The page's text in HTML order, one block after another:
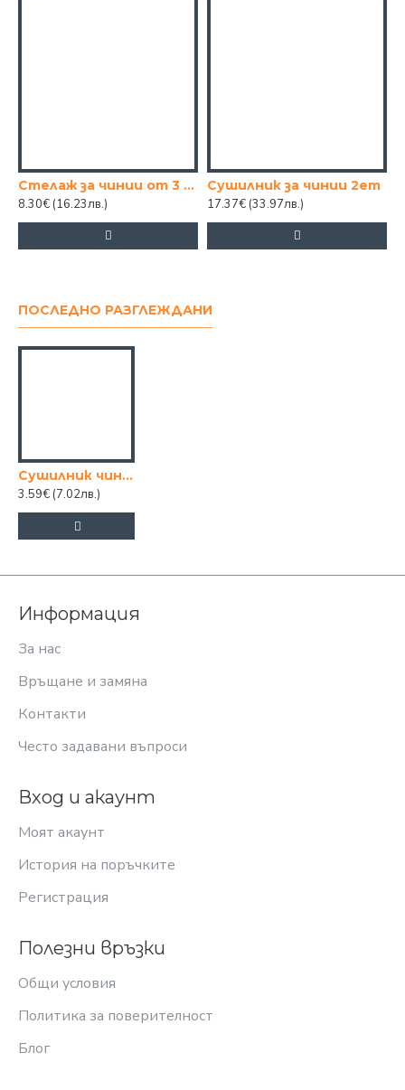
Стелаж за чинии от 3 части 40x30,5xh11,5cm АНТРАЦИТ
8.30€ (16.23лв.)
Сушилник за чинии 2ет
17.37€ (33.97лв.)
ПОСЛЕДНО РАЗГЛЕЖДАНИ
Сушилник чинии пластмасов с табла, 1ет БЕЖОВ
3.59€ (7.02лв.)
Информация
За нас
Връщане и замяна
Контакти
Често задавани въпроси
Вход и акаунт
Моят акаунт
История на поръчките
Регистрация
Полезни връзки
Общи условия
Политика за поверителност
Блог